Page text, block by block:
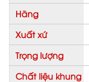
Hãng
Xuất xứ
Trọng lượng
Chất liệu khung